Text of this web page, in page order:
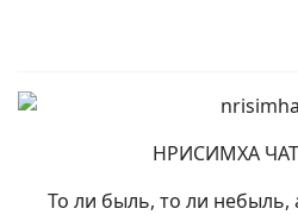
НРИСИМХА
То ли быль, то ли небыль,